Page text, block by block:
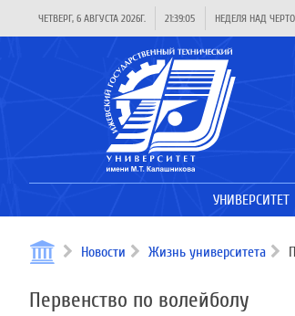
ЧЕТВЕРГ, 6 АВГУСТА 2026Г. 21:39:05 НЕДЕЛЯ НАД
УНИВЕРСИТЕТ
Новости Жизнь университета
Первенство по волейболу